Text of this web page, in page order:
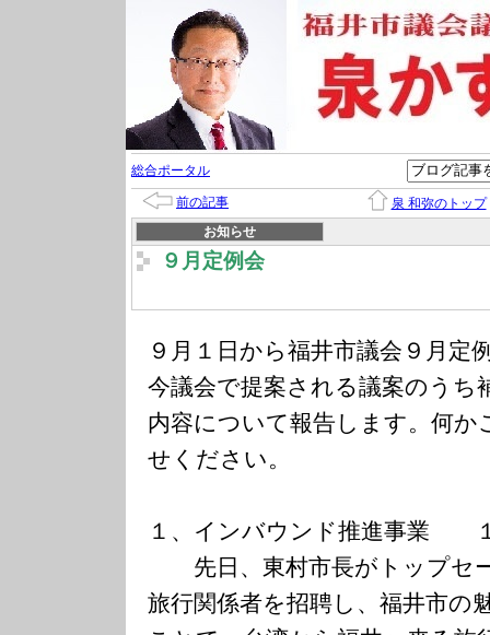
総合ポータル
前の記事
泉 和弥のトップ
お知らせ
９月定例会
９月１日から福井市議会９月定
今議会で提案される議案のうち
内容について報告します。何か
せください。
１、インバウンド推進事業
先日、東村市長がトップセ
旅行関係者を招聘し、福井市の